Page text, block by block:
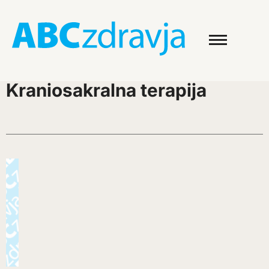
Kraniosakralna terapija